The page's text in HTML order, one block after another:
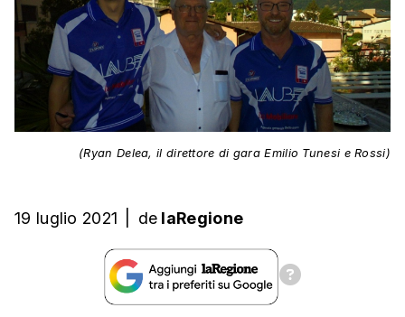
(Ryan Delea, il direttore di gara Emilio Tunesi e Rossi)
19 luglio 2021 de laRegione